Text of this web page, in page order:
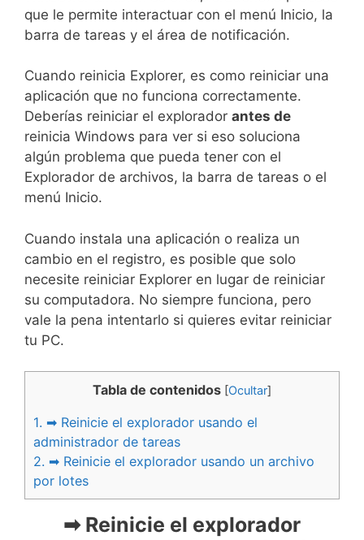
que le permite interactuar con el menú Inicio, la
barra de tareas y el área de notificación.
Cuando reinicia Explorer, es como reiniciar una
aplicación que no funciona correctamente.
Deberías reiniciar el explorador antes de
reinicia Windows para ver si eso soluciona
algún problema que pueda tener con el
Explorador de archivos, la barra de tareas o el
menú Inicio.
Cuando instala una aplicación o realiza un
cambio en el registro, es posible que solo
necesite reiniciar Explorer en lugar de reiniciar
su computadora. No siempre funciona, pero
vale la pena intentarlo si quieres evitar reiniciar
tu PC.
Tabla de contenidos [Ocultar]
1. ➡ Reinicie el explorador usando el
administrador de tareas
2. ➡ Reinicie el explorador usando un archivo
por lotes
➡ Reinicie el explorador